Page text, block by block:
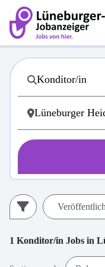
1 Konditor/in Jobs in